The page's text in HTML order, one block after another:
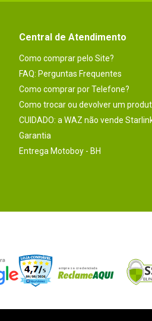
Central de Atendimento
Como comprar pelo Site?
FAQ: Perguntas Frequentes
Como comprar por Telefone?
Como trocar ou devolver um
CUIDADO: a WAZ não vende
Garantia
Entrega Motoboy - BH